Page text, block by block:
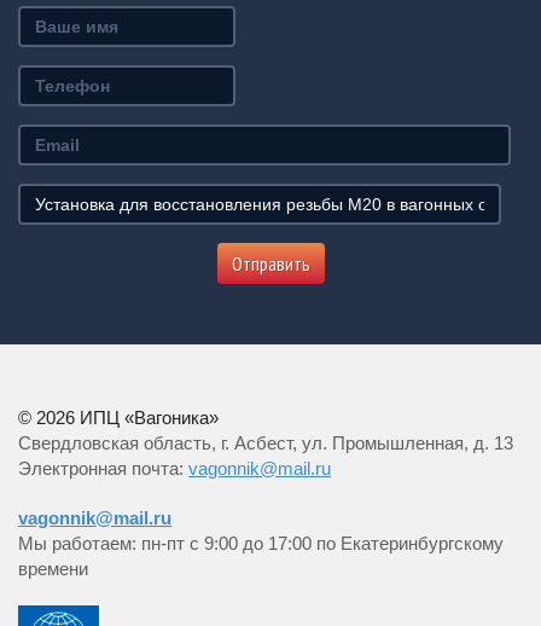
Название
товара,
услуги
и
заказу
Отправить
© 2026 ИПЦ «Вагоника»
Свердловская область, г. Асбест, ул. Промышленная, д. 13
Электронная почта: vagonnik@mail.ru
vagonnik@mail.ru
Мы работаем: пн-пт с 9:00 до 17:00 по Екатеринбургскому
времени